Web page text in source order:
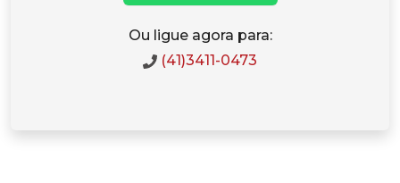
Ou ligue agora para:
(41)3411-0473